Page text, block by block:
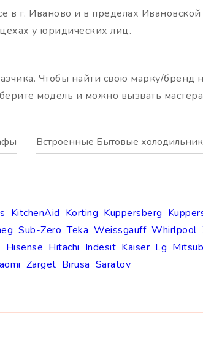
в г. Иваново и в пределах Ивановской
у юридических лиц.
Чтобы найти свою марку/бренд
модель и можно вызвать
KitchenAid Korting Kuppersberg
Sub-Zero Teka Weissgauff Whirlpool
Hisense Hitachi Indesit Kaiser Lg
Zarget Birusa Saratov
Встроенные Бытовые